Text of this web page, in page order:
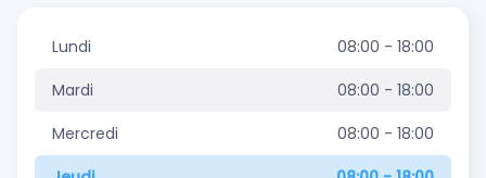
Lundi
08:00 - 18:00
Mardi
08:00 - 18:00
Mercredi
08:00 - 18:00